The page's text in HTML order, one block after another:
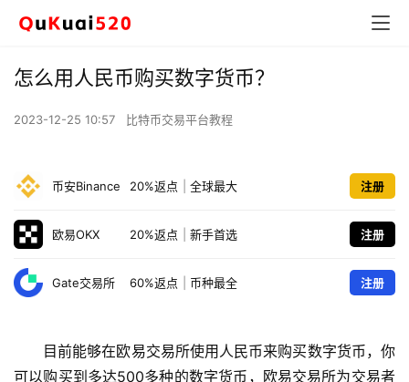
怎么用人民币购买数字货币？
2023-12-25 10:57 比特币交易平台教程
币安Binance 20%返点 全球最大 注册
欧易OKX 20%返点 新手首选 注册
Gate交易所 60%返点 币种最全 注册
目前能够在欧易交易所使用人民币来购买数字货币，你
可以购买到多达500多种的数字货币，欧易交易所为交易者